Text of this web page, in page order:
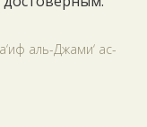
аль-Джами‘ ас-